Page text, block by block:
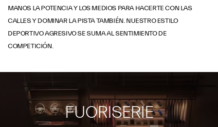
MANOS LA POTENCIA Y LOS MEDIOS PARA HACERTE CON LAS
CALLES Y DOMINAR LA PISTA TAMBIÉN. NUESTRO ESTILO
DEPORTIVO AGRESIVO SE SUMA AL SENTIMIENTO DE
COMPETICIÓN.
FUORISERIE